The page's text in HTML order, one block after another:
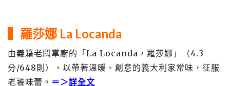
羅莎娜 La Locanda
由義籍老闆掌廚的「La Locanda，羅莎娜」（4.3
分/648則），以帶著溫暖、創意的義大利家常味，征服
老饕味蕾。 ＝＞詳全文